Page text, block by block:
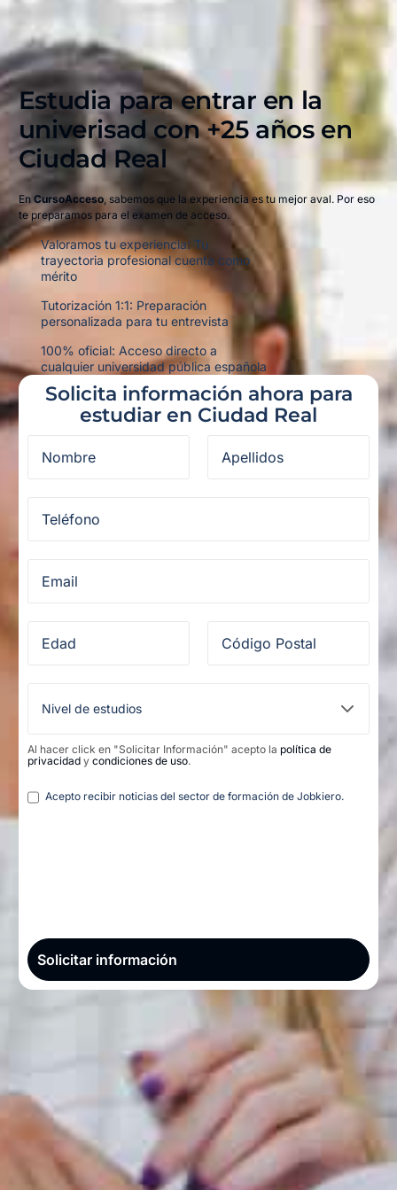
Estudia para entrar en la
univerisad con +25 años en
Ciudad Real​
EnCursoAcceso, sabemos que la experiencia es tu mejor aval. Por eso
te preparamos para el examen de acceso.
Valoramos tu experiencia: Tu
trayectoria profesional cuenta como
mérito
Tutorización 1:1: Preparación
personalizada para tu entrevista
100% oficial: Acceso directo a
cualquier universidad pública española
Solicita información ahora para
estudiar en Ciudad Real
Al hacer click en "Solicitar Información" acepto la política de
privacidad y condiciones de uso.
Legal
Acepto recibir noticias del sector de formación de Jobkiero.